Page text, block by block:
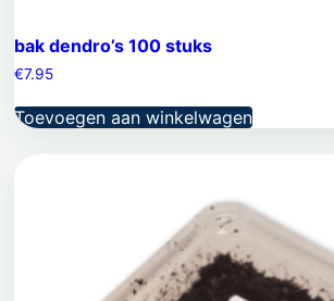
bak dendro’s 100 stuks
€7.95
Toevoegen aan winkelwagen